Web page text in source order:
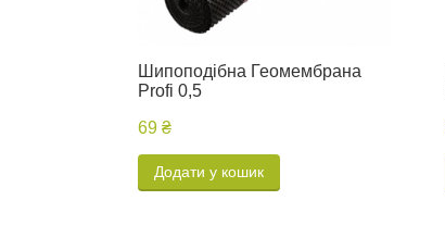
Шипоподібна Геомембрана
Profi 0,5
69 ₴
Додати у кошик